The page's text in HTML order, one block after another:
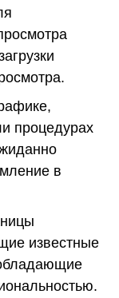
процедурах
в
известные